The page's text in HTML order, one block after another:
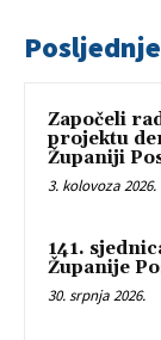
Započeli
projektu
Županiji
3. kolovoza 2026.
141.
Županije
30. srpnja 2026.